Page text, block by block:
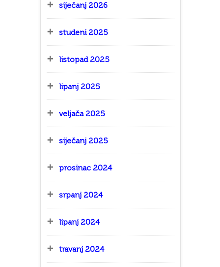
siječanj 2026
studeni 2025
listopad 2025
lipanj 2025
veljača 2025
siječanj 2025
prosinac 2024
srpanj 2024
lipanj 2024
travanj 2024